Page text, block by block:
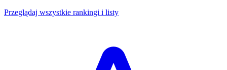
Przeglądaj wszystkie rankingi i listy